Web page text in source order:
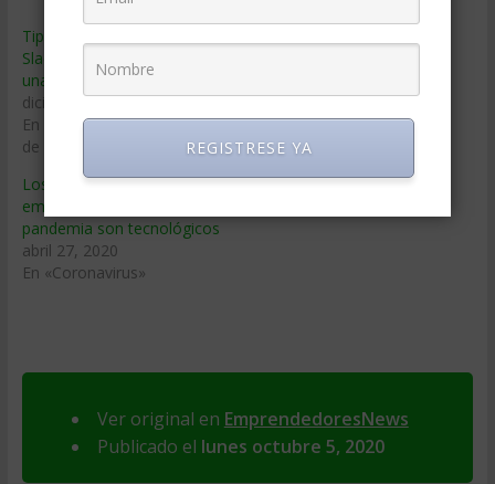
Tips de los CEO de Flickr,
Slack y Quora para manejar
una startup
diciembre 4, 2018
En «Personalidades y gurus
de los negocios»
En «Capital de Riesgo»
Los ganadores
empresariales de la
pandemia son tecnológicos
abril 27, 2020
En «Coronavirus»
Ver original en EmprendedoresNews
Publicado el lunes octubre 5, 2020
REGISTRESE YA